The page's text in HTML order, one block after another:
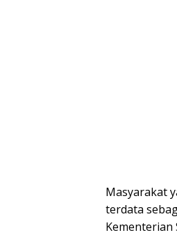
Masyarakat
terdata
Kementerian